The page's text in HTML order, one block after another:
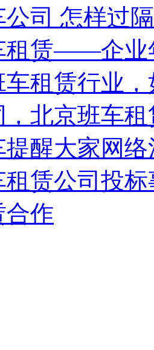
司 怎样过
租赁——企业
租赁行业
北京班车
醒大家网
租赁公司投
合作